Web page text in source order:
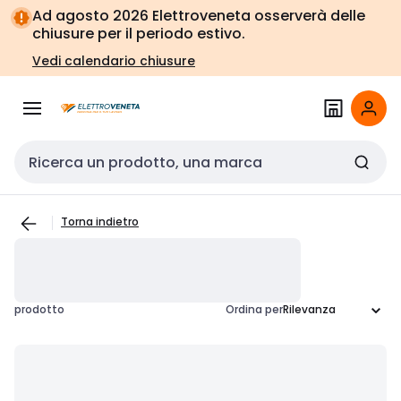
Vai alla
navigazione
Vai
alla
pagina
Ad agosto 2026 Elettroveneta osserverà delle
chiusure per il periodo estivo.
Vedi calendario chiusure
Cerca input
Torna indietro
prodotto Ordina per